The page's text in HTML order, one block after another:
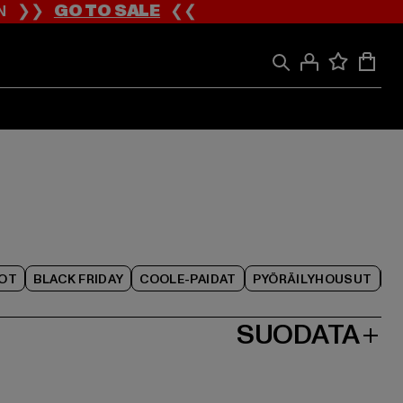
❯❯ GO TO SALE ❮❮
BLACK FRIDAY COOLE-PAIDAT PYÖRÄILYHOUSUT
SUODATA